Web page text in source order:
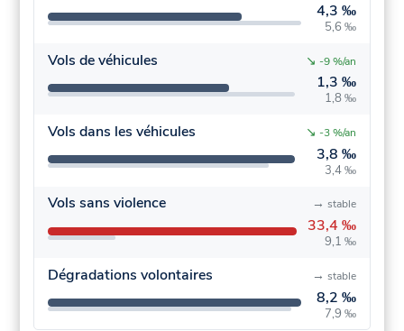
4,3 ‰
5,6 ‰
Vols de véhicules
1,3 ‰
1,8 ‰
↘ -9 %/an
Vols dans les véhicules
3,8 ‰
3,4 ‰
↘ -3 %/an
Vols sans violence
33,4 ‰
9,1 ‰
→ stable
Dégradations volontaires
8,2 ‰
7,9 ‰
→ stable